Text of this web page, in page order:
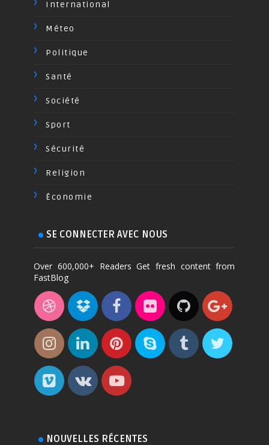
International
Méteo
Politique
Santé
Société
Sport
Sécurité
Religion
Économie
SE CONNECTER AVEC NOUS
Over 600,000+ Readers Get fresh content from
FastBlog
NOUVELLES RÉCENTES